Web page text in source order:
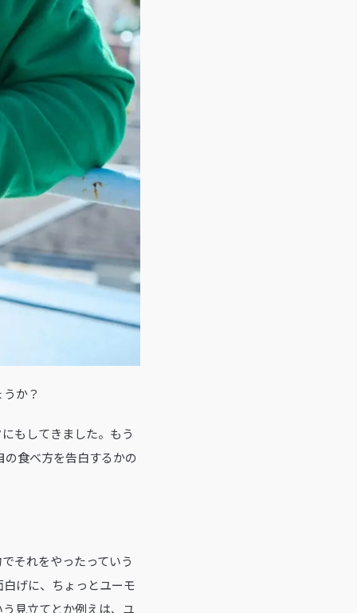
か？
もしてきました。もう
食べ方を告白するかの
それをやったっていう
げに、ちょっとユーモ
見立てとか例えは、ユ